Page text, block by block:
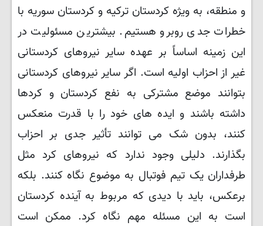
و منطقه، به ویژه کردستان ترکیه و کردستان سوریه با
خطرات جدی روبرو هستیم. بیشترین مسئولیت در
این زمینه اساساً بر عهده سایر نیروهای کردستانی
غیر از احزاب اولیه است. اگر سایر نیروهای کردستانی
بتوانند موضع مشترکی به نفع کردستان و کردها
داشته باشند و ایده های خود را با قدرت منعکس
کنند، بدون شک می توانند تأثیر جدی بر احزاب
بگذارند. دلیلی وجود ندارد که نیروهای کرد مثل
طرفداران یک تیم فوتبال به موضوع نگاه کنند. بلکه
برعکس، باید با دیدی که مربوط به آینده کردستان
است به این مسئله مهم نگاه کرد. ممکن است